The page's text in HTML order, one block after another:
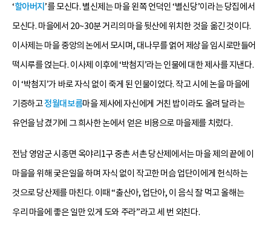
‘할아버지’를 모신다. 별신제는 마을 왼쪽 언덕인 ‘별신당’이라는 당집에서
모신다. 마을에서 20~30분 거리의 마을 뒷산에 위치한 것을 옮긴 것이다.
이사제는 마을 중앙의 논에서 모시며, 대나무를 얽어 제상을 임시로만들어
떡시루를 얹는다. 이사제 이후에 ‘박첨지’라는 인물에 대한 제사를 지낸다.
이 ‘박첨지’가 바로 자식 없이 죽게 된 인물이었다. 작고 시에 논을 마을에
기증하고정월대보름마을 제사에 자신에게 거친 밥이라도 올려 달라는
유언을 남겼기에 그 희사한 논에서 얻은 비용으로 마을제를 치렀다.
전남 영암군 시종면 옥야리1구 중촌 서촌 당산제에서는 마을 제의 끝에 이
마을을 위해 궂은일을 하며 자식 없이 작고한 머슴 업단이에게 헌식하는
것으로 당산제를 마친다. 이때 “출산아, 업단아, 이 음식 잘 먹고 올해는
우리 마을에 좋은 일만 있게 도와 주라”라고 세 번 외친다.